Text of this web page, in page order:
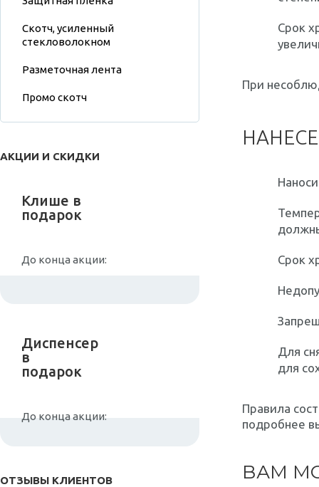
Скотч, усиленный
стекловолокном
Разметочная лента
Промо скотч
АКЦИИ И СКИДКИ
Клише в
подарок
До конца акции:
Диспенсер
в
подарок
До конца акции:
ОТЗЫВЫ КЛИЕНТОВ
Срок
При
Срок
Для
для
Правила
подробнее
ВАМ